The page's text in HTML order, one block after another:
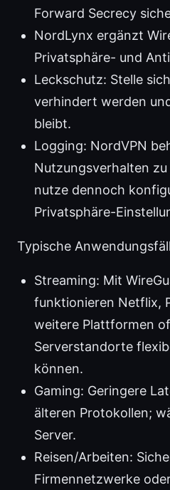
Forward Secrecy
NordLynx ergänzt
Privatsphäre- und
Leckschutz: Stelle
verhindert werden
bleibt.
Logging: NordVPN
Nutzungsverhalten
nutze dennoch
Privatsphäre-
Typische
Streaming: Mit
funktionieren Netflix,
weitere Plattformen
Serverstandorte
können.
Gaming: Geringere
älteren Protokollen;
Server.
Reisen/Arbeiten:
Firmennetzwerke